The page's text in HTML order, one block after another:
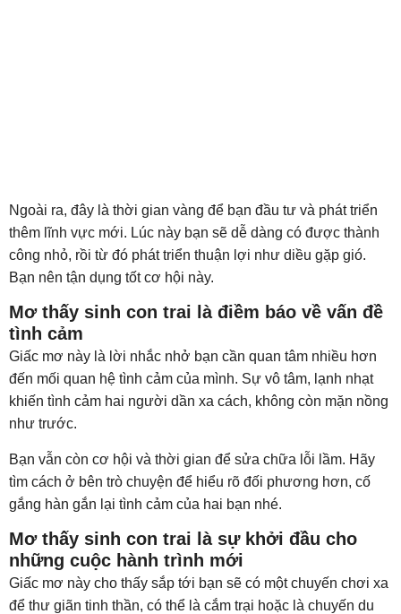
Ngoài ra, đây là thời gian vàng để bạn đầu tư và phát triển
thêm lĩnh vực mới. Lúc này bạn sẽ dễ dàng có được thành
công nhỏ, rồi từ đó phát triển thuận lợi như diều gặp gió.
Bạn nên tận dụng tốt cơ hội này.
Mơ thấy sinh con trai là điềm báo về vấn đề
tình cảm
Giấc mơ này là lời nhắc nhở bạn cần quan tâm nhiều hơn
đến mối quan hệ tình cảm của mình. Sự vô tâm, lạnh nhạt
khiến tình cảm hai người dần xa cách, không còn mặn nồng
như trước.
Bạn vẫn còn cơ hội và thời gian để sửa chữa lỗi lầm. Hãy
tìm cách ở bên trò chuyện để hiểu rõ đối phương hơn, cố
gắng hàn gắn lại tình cảm của hai bạn nhé.
Mơ thấy sinh con trai là sự khởi đầu cho
những cuộc hành trình mới
Giấc mơ này cho thấy sắp tới bạn sẽ có một chuyến chơi xa
để thư giãn tinh thần, có thể là cắm trại hoặc là chuyến du